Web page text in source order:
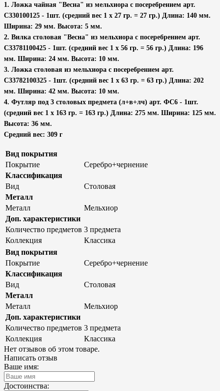
1. Ложка чайная "Весна" из мельхиора с посеребрением арт.
С330100125 - 1шт. (средний вес 1 х 27 гр. = 27 гр.) Длина: 140 мм.
Ширина: 29 мм. Высота: 5 мм.
2. Вилка столовая "Весна" из мельхиора с посеребрением арт.
С33781100425 - 1шт. (средний вес 1 х 56 гр. = 56 гр.) Длина: 196
мм. Ширина: 24 мм. Высота: 10 мм.
3. Ложка столовая из мельхиора с посеребрением арт.
С33782100325 - 1шт. (средний вес 1 х 63 гр. = 63 гр.) Длина: 202
мм. Ширина: 42 мм. Высота: 10 мм.
4. Футляр под 3 столовых предмета (л+в+лч) арт. ФС6 - 1шт.
(средний вес 1 х 163 гр. = 163 гр.) Длина: 275 мм. Ширина: 125 мм.
Высота: 36 мм.
Средний вес: 309 г
Вид покрытия
Покрытие
Серебро+чернение
Классификация
Вид
Столовая
Металл
Металл
Мельхиор
Доп. характеристики
Количество предметов 3 предмета
Коллекция
Классика
Вид покрытия
Покрытие
Серебро+чернение
Классификация
Вид
Столовая
Металл
Металл
Мельхиор
Доп. характеристики
Количество предметов 3 предмета
Коллекция
Классика
Нет отзывов об этом товаре.
Написать отзыв
Ваше имя:
Достоинства: